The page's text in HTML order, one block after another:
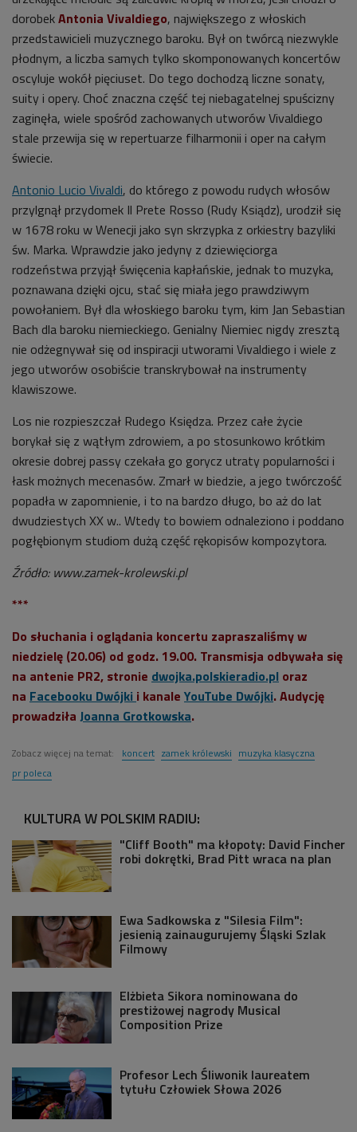
dorobekAntonia Vivaldiego, największego z włoskich
przedstawicieli muzycznego baroku. Był on twórcą niezwykle
płodnym, a liczba samych tylko skomponowanych koncertów
oscyluje wokół pięciuset. Do tego dochodzą liczne sonaty,
suity i opery. Choć znaczna część tej niebagatelnej spuścizny
zaginęła, wiele spośród zachowanych utworów Vivaldiego
stale przewija się w repertuarze filharmonii i oper na całym
świecie.
Antonio Lucio Vivaldi, do którego z powodu rudych włosów
przylgnął przydomek Il Prete Rosso (Rudy Ksiądz), urodził się
w 1678 roku w Wenecji jako syn skrzypka z orkiestry bazyliki
św. Marka. Wprawdzie jako jedyny z dziewięciorga
rodzeństwa przyjął święcenia kapłańskie, jednak to muzyka,
poznawana dzięki ojcu, stać się miała jego prawdziwym
powołaniem. Był dla włoskiego baroku tym, kim Jan Sebastian
Bach dla baroku niemieckiego. Genialny Niemiec nigdy zresztą
nie odżegnywał się od inspiracji utworami Vivaldiego i wiele z
jego utworów osobiście transkrybował na instrumenty
klawiszowe.
Los nie rozpieszczał Rudego Księdza. Przez całe życie
borykał się z wątłym zdrowiem, a po stosunkowo krótkim
okresie dobrej passy czekała go gorycz utraty popularności i
łask możnych mecenasów. Zmarł w biedzie, a jego twórczość
popadła w zapomnienie, i to na bardzo długo, bo aż do lat
dwudziestych XX w.. Wtedy to bowiem odnaleziono i poddano
pogłębionym studiom dużą część rękopisów kompozytora.
Źródło: www.zamek-krolewski.pl
***
Do słuchania i oglądania koncertu zapraszaliśmy w
niedzielę (20.06) od godz. 19.00. Transmisja odbywała się
na antenie PR2, stronie dwojka.polskieradio.pl oraz
na Facebooku Dwójki i kanale YouTube Dwójki. Audycję
prowadziła Joanna Grotkowska.
Zobacz więcej na temat: koncert zamek królewski muzyka klasyczna
pr poleca
KULTURA W POLSKIM RADIU:
"Cliff Booth" ma kłopoty: David Fincher
robi dokrętki, Brad Pitt wraca na plan
Ewa Sadkowska z "Silesia Film":
jesienią zainaugurujemy Śląski Szlak
Filmowy
Elżbieta Sikora nominowana do
prestiżowej nagrody Musical
Composition Prize
Profesor Lech Śliwonik laureatem
tytułu Człowiek Słowa 2026